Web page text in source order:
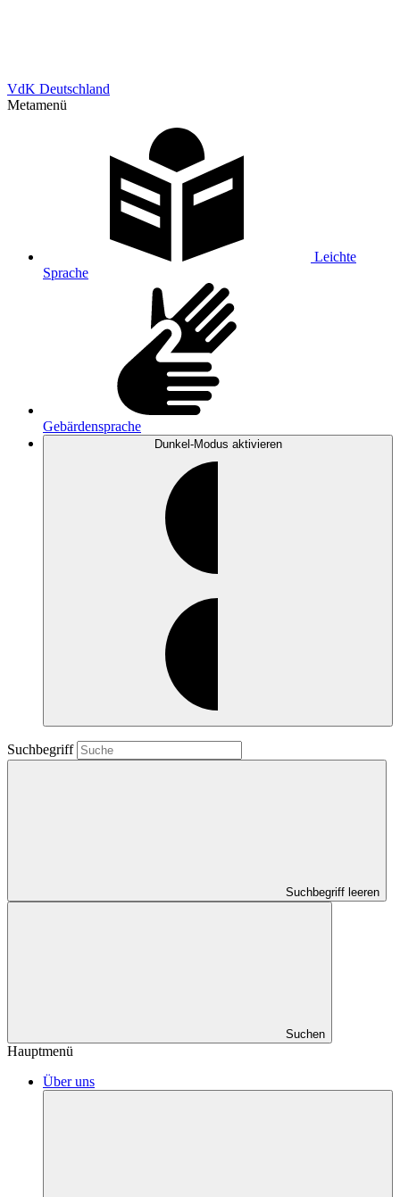
VdK Deutschland
Metamenü
Leichte
Sprache
Gebärdensprache
Dunkel-Modus aktivieren
Suchbegriff
Suchbegriff leeren
Suchen
Hauptmenü
Über uns